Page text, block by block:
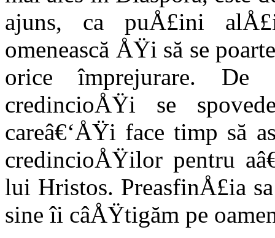
ajuns, ca puÅ£ini
omenească ÅŸi să se
orice împrejurare.
credincioÅŸi se
careâ€‘ÅŸi face timp să
credincioÅŸilor pentru
lui Hristos. PreasfinÅ£ia
sine îi câÅŸtigăm pe